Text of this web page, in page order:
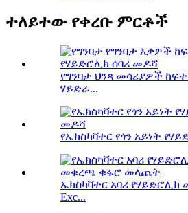
ተለይተው የቀረቡ ምርቶች
የግንባታ ህንጻ መሳሪያዎች
ሃይድራ...
የኤክስካቫተር የጎን አይነት
ኤክስካቫተር አባሪ
Exc...